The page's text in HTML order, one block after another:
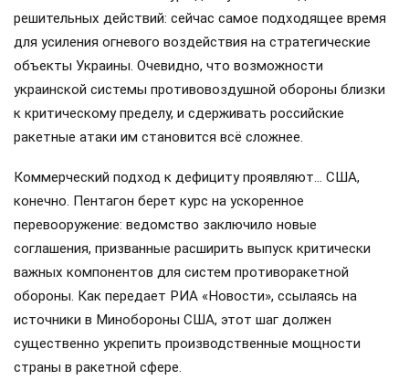
решительных действий: сейчас самое подходящее время
для усиления огневого воздействия на стратегические
объекты Украины. Очевидно, что возможности
украинской системы противовоздушной обороны близки
к критическому пределу, и сдерживать российские
ракетные атаки им становится всё сложнее.
Коммерческий подход к дефициту проявляют… США,
конечно. Пентагон берет курс на ускоренное
перевооружение: ведомство заключило новые
соглашения, призванные расширить выпуск критически
важных компонентов для систем противоракетной
обороны. Как передает РИА «Новости», ссылаясь на
источники в Минобороны США, этот шаг должен
существенно укрепить производственные мощности
страны в ракетной сфере.